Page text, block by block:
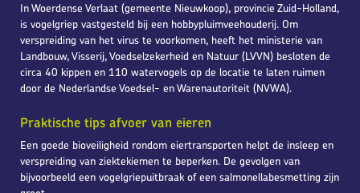
In Woerdense Verlaat (gemeente Nieuwkoop), provincie Zuid-Holland,
is vogelgriep vastgesteld bij een hobbypluimveehouderij. Om
verspreiding van het virus te voorkomen, heeft het ministerie van
Landbouw, Visserij, Voedselzekerheid en Natuur (LVVN) besloten de
circa 40 kippen en 110 watervogels op de locatie te laten ruimen
door de Nederlandse Voedsel- en Warenautoriteit (NVWA).
Praktische tips afvoer van eieren
Een goede bioveiligheid rondom eiertransporten helpt de insleep en
verspreiding van ziektekiemen te beperken. De gevolgen van
bijvoorbeeld een vogelgriepuitbraak of een salmonellabesmetting zijn